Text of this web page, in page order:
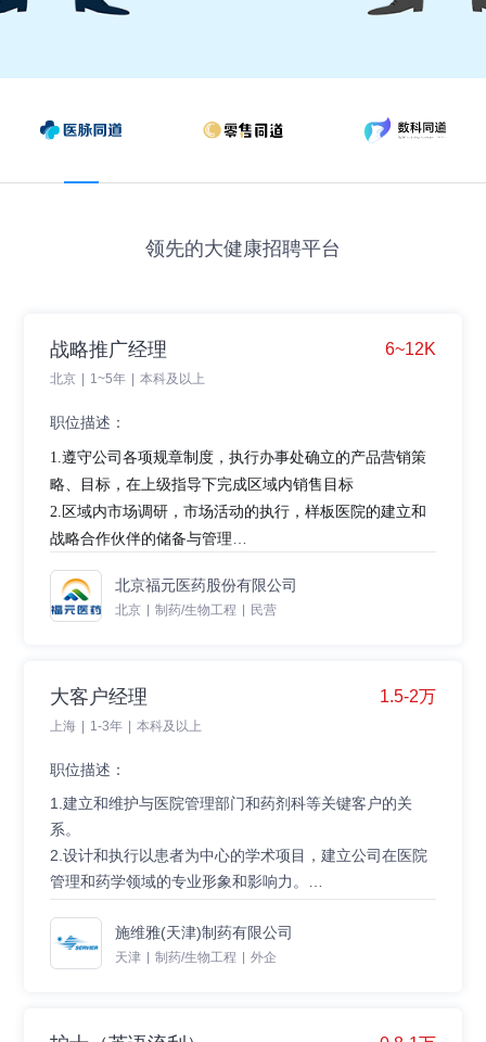
领先的大健康招聘平台
战略推广经理 6~12K
北京 1~5年 本科及以上
职位描述：
1.遵守公司各项规章制度，执行办事处确立的产品营销策
略、目标，在上级指导下完成区域内销售目标
2.区域内市场调研，市场活动的执行，样板医院的建立和
战略合作伙伴的储备与管理
等）
4.维持辖区销售秩序，主动处理冲、窜货事宜
6.收集反馈不良反应情况，协助药物警戒部开展相关工作
7.完成上级领导布置的其它工作
岗位要求：
1.全日制统招大专及以上学历，医药相关专业
2.具有至少一段外资工作经历，既往销售模式不限，稳定
性强
3.学习能力和抗压能力强，工作动力强，有激情，能适应
市场挑战并推动业务增长
4.以结果为导向，有较强的市场推广能力
北京福元医药股份有限公司
北京 制药/生物工程 民营
大客户经理 1.5-2万
上海 | 1-3年 | 本科及以上
职位描述：
1.建立和维护与医院管理部门和药剂科等关键客户的关
系。
2.设计和执行以患者为中心的学术项目，建立公司在医院
管理和药学领域的专业形象和影响力。
4.保护公司产品在医院的安全运营。
任职要求：
3.良好的管理、沟通、组织、解决问题的能力及团队精
施维雅(天津)制药有限公司
天津 | 制药/生物工程 | 外企